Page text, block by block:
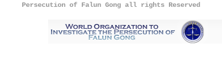
Persecution of Falun Gong all rights Reserved